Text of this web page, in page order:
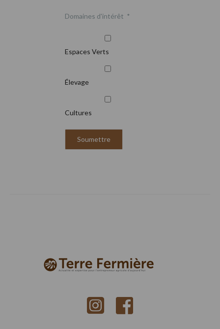
Domaines d'intérêt *
Espaces Verts
Élevage
Cultures